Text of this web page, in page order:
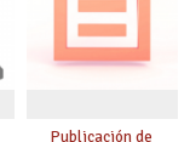
Publicación de